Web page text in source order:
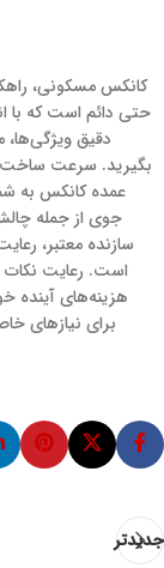
کانکس مسکونی،
حتی دائم است که با
دقیق
بگیرید. سرعت ساخت
عمده کانکس به
جوی از جمله
سازنده معتبر،
است. رعایت نکات
هزینه‌های آینده
برای نیازهای
جدیدتر